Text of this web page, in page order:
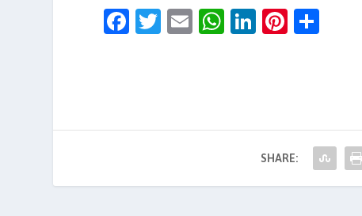
F
b
T
E
W
A
Li
dI
n
Pi
t
SHARE: